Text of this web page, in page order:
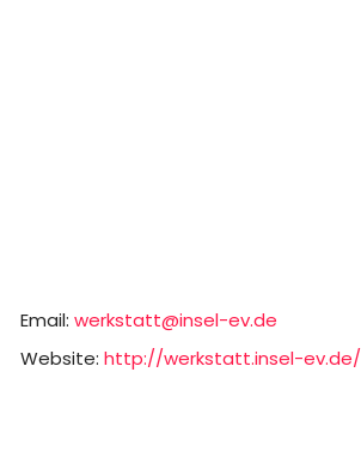
Email: werkstatt@insel-ev.de
Website: http://werkstatt.insel-ev.de/